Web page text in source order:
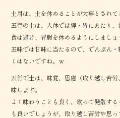
土用は、土を休めることが大事とされて
五行の土は、人体では脾・胃にあたり
食は避け、胃腸を休めるようにしましょ
五味では甘味に当たるので、でんぷん
くはないですね。ｗ
五行で土は、味覚、思慮（取り越し苦
味します。
よく味わうことも良く、歌って発散す
も良いでしょうが、取り越し苦労や思